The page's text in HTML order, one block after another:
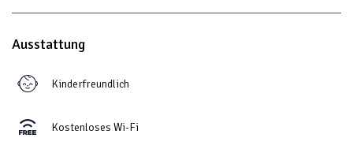
Ausstattung
Kinderfreundlich
Kostenloses Wi-Fi